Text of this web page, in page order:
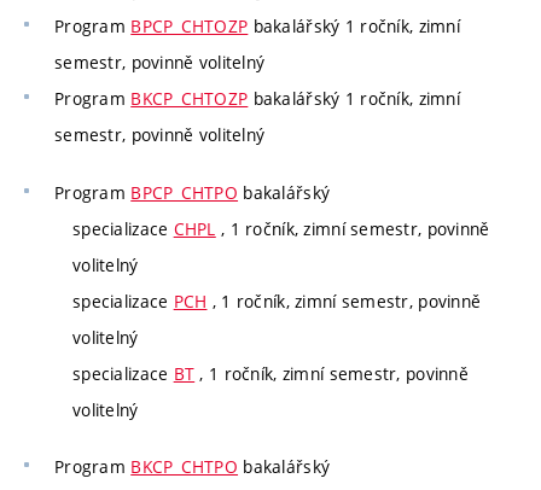
Program BPCP_CHTOZP bakalářský 1 ročník, zimní
semestr, povinně volitelný
Program BKCP_CHTOZP bakalářský 1 ročník, zimní
semestr, povinně volitelný
Program BPCP_CHTPO bakalářský
specializace CHPL , 1 ročník, zimní semestr, povinně
volitelný
specializace PCH , 1 ročník, zimní semestr, povinně
volitelný
specializace BT , 1 ročník, zimní semestr, povinně
volitelný
Program BKCP_CHTPO bakalářský